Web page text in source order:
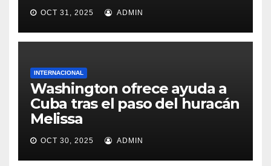
OCT 31, 2025 ADMIN
INTERNACIONAL
Washington ofrece ayuda a
Cuba tras el paso del huracán
Melissa
OCT 30, 2025 ADMIN